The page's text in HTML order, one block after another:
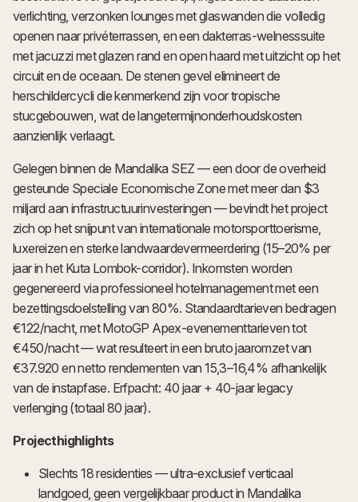
verlichting, verzonken lounges met glaswanden die volledig
openen naar privéterrassen, en een dakterras-welnesssuite
met jacuzzi met glazen rand en open haard met uitzicht op het
circuit en de oceaan. De stenen gevel elimineert de
herschildercycli die kenmerkend zijn voor tropische
stucgebouwen, wat de langetermijnonderhoudskosten
aanzienlijk verlaagt.
Gelegen binnen de Mandalika SEZ — een door de overheid
gesteunde Speciale Economische Zone met meer dan $3
miljard aan infrastructuurinvesteringen — bevindt het project
zich op het snijpunt van internationale motorsporttoerisme,
luxereizen en sterke landwaardevermeerdering (15–20% per
jaar in het Kuta Lombok-corridor). Inkomsten worden
gegenereerd via professioneel hotelmanagement met een
bezettingsdoelstelling van 80%. Standaardtarieven bedragen
€122/nacht, met MotoGP Apex-evenementtarieven tot
€450/nacht — wat resulteert in een bruto jaaromzet van
€37.920 en netto rendementen van 15,3–16,4% afhankelijk
van de instapfase. Erfpacht: 40 jaar + 40-jaar legacy
verlenging (totaal 80 jaar).
Projecthighlights
Slechts 18 residenties — ultra-exclusief verticaal
landgoed, geen vergelijkbaar product in Mandalika